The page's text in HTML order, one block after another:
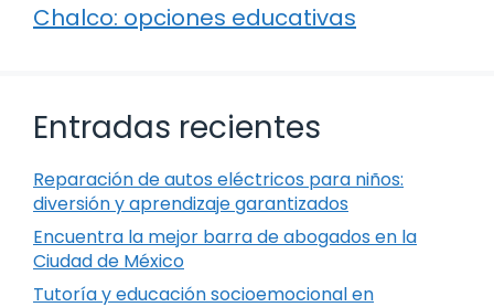
Chalco: opciones educativas
Entradas recientes
Reparación de autos eléctricos para niños:
diversión y aprendizaje garantizados
Encuentra la mejor barra de abogados en la
Ciudad de México
Tutoría y educación socioemocional en